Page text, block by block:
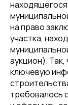
на право
участка,
аукцион).
ключевую
требовалось